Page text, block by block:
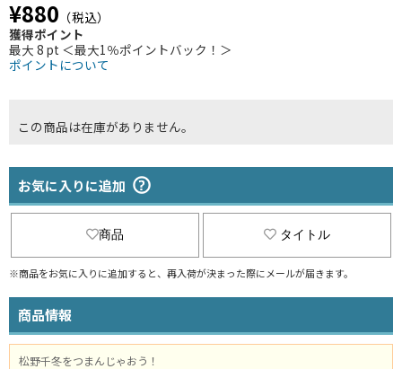
¥880 （税込）
獲得ポイント
最大 8 pt ＜最大1％ポイントバック！＞
ポイントについて
この商品は在庫がありません。
お気に入りに追加
商品 タイトル
※商品をお気に入りに追加すると、再入荷が決まった際にメールが届きます。
商品情報
松野千冬をつまんじゃおう！